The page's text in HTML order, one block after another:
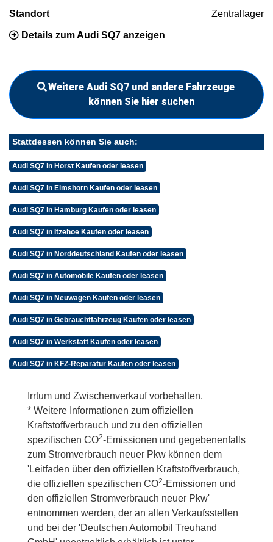
Standort Zentrallager
Details zum Audi SQ7 anzeigen
Weitere Audi SQ7 und andere Fahrzeuge
können Sie hier suchen
Stattdessen können Sie auch:
Audi SQ7 in Horst Kaufen oder leasen
Audi SQ7 in Elmshorn Kaufen oder leasen
Audi SQ7 in Hamburg Kaufen oder leasen
Audi SQ7 in Itzehoe Kaufen oder leasen
Audi SQ7 in Norddeutschland Kaufen oder leasen
Audi SQ7 in Automobile Kaufen oder leasen
Audi SQ7 in Neuwagen Kaufen oder leasen
Audi SQ7 in Gebrauchtfahrzeug Kaufen oder leasen
Audi SQ7 in Werkstatt Kaufen oder leasen
Audi SQ7 in KFZ-Reparatur Kaufen oder leasen
Irrtum und Zwischenverkauf vorbehalten.
* Weitere Informationen zum offiziellen
Kraftstoffverbrauch und zu den offiziellen
spezifischen CO2-Emissionen und gegebenenfalls
zum Stromverbrauch neuer Pkw können dem
'Leitfaden über den offiziellen Kraftstoffverbrauch,
die offiziellen spezifischen CO2-Emissionen und
den offiziellen Stromverbrauch neuer Pkw'
entnommen werden, der an allen Verkaufsstellen
und bei der 'Deutschen Automobil Treuhand